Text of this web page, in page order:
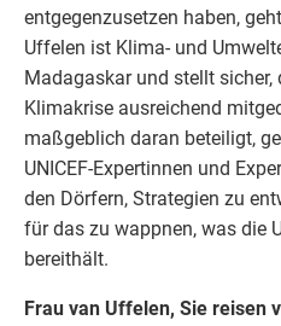
entgegenzusetzen haben,
Uffelen ist Klima- und
Madagaskar und stellt sicher,
Klimakrise ausreichend
maßgeblich daran beteiligt,
UNICEF-Expertinnen und
den Dörfern, Strategien zu
für das zu wappnen, was die
bereithält.
Frau van Uffelen, Sie reisen